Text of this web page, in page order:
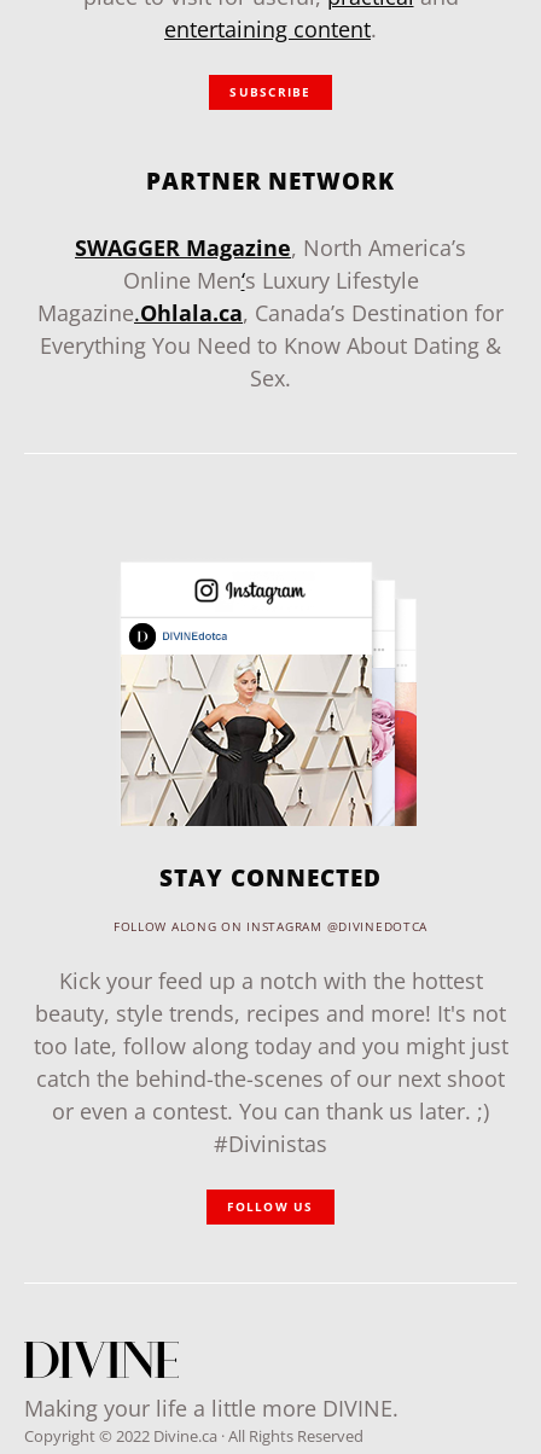
entertaining content.
SUBSCRIBE
PARTNER NETWORK
SWAGGER Magazine, North America’s
Online Men‘s Luxury Lifestyle
Magazine.Ohlala.ca, Canada’s Destination for
Everything You Need to Know About Dating &
Sex.
STAY CONNECTED
FOLLOW ALONG ON INSTAGRAM @DIVINEDOTCA
Kick your feed up a notch with the hottest
beauty, style trends, recipes and more! It's not
too late, follow along today and you might just
catch the behind-the-scenes of our next shoot
or even a contest. You can thank us later. ;)
#Divinistas
FOLLOW US
Making your life a little more DIVINE.
Copyright © 2022 Divine.ca · All Rights Reserved